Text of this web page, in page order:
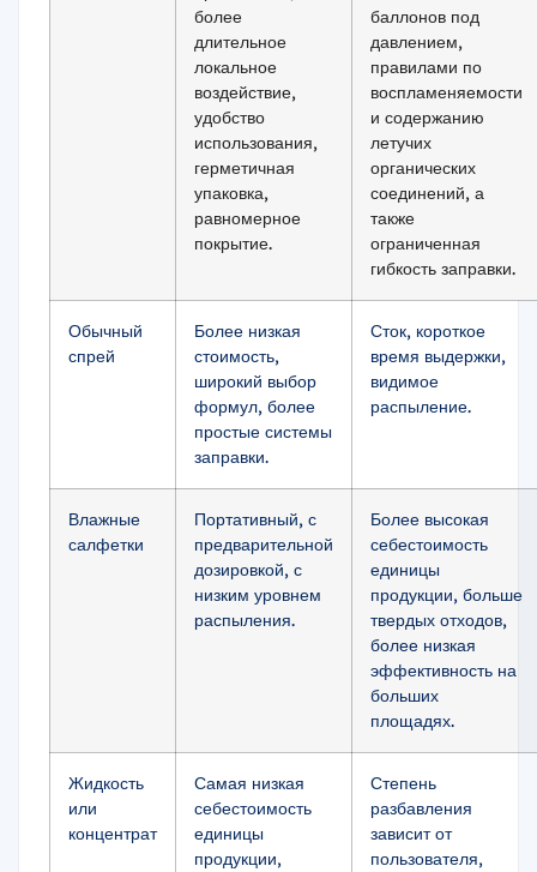
более
длительное
локальное
воздействие,
удобство
использования,
герметичная
упаковка,
равномерное
покрытие.
баллонов под
давлением,
правилами по
воспламеняемости
и содержанию
летучих
органических
соединений, а
также
ограниченная
гибкость заправки.
Обычный
спрей
Более низкая
стоимость,
широкий выбор
формул, более
простые системы
заправки.
Сток, короткое
время выдержки,
видимое
распыление.
Влажные
салфетки
Портативный, с
предварительной
дозировкой, с
низким уровнем
распыления.
Более высокая
себестоимость
единицы
продукции, больше
твердых отходов,
более низкая
эффективность на
больших
площадях.
Жидкость
или
концентрат
Самая низкая
себестоимость
единицы
продукции,
Степень
разбавления
зависит от
пользователя,